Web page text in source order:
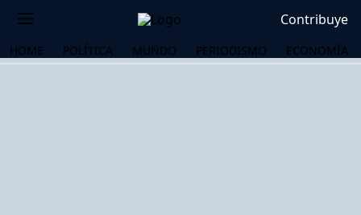
Contribuye
HOME POLÍTICA MUNDO PERIODISMO ECONOMÍA